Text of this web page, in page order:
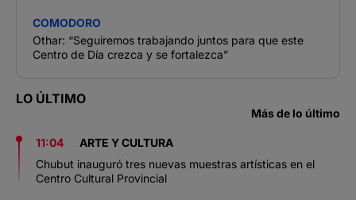
COMODORO
Othar: “Seguiremos trabajando juntos para que este
Centro de Día crezca y se fortalezca”
LO ÚLTIMO
Más de lo último
11:04
ARTE Y CULTURA
Chubut inauguró tres nuevas muestras artísticas en el
Centro Cultural Provincial